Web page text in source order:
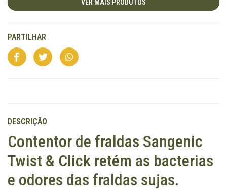
VER MAIS PRODUTOS
PARTILHAR
DESCRIÇÃO
Contentor de fraldas Sangenic
Twist & Click retém as bacterias
e odores das fraldas sujas.